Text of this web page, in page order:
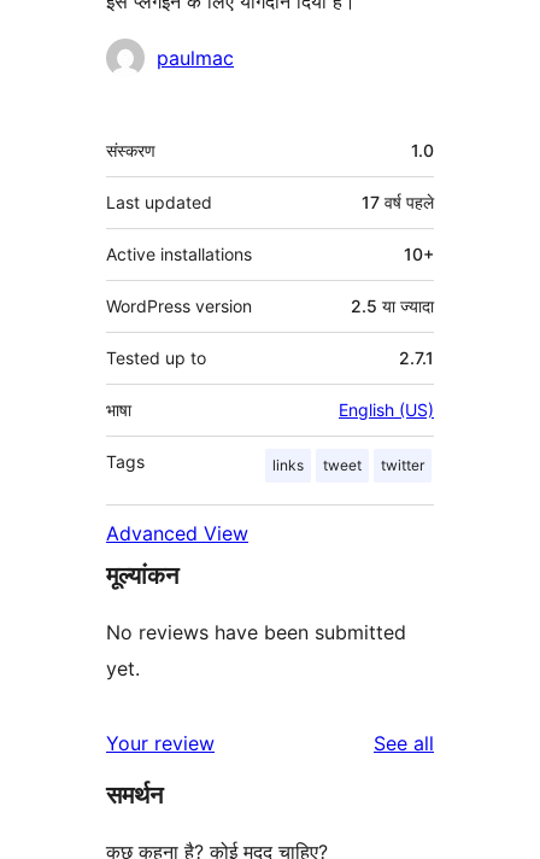
योगदानकर्ताpaulmac
मेटा
संस्करण 1.0
Last updated 17 वर्ष पहले
Active installations 10+
WordPress version 2.5 या ज्यादा
Tested up to 2.7.1
भाषा English (US)
Tags links tweet twitter
Advanced View
मूल्यांकन
No reviews have been submitted
yet.
Your review See all
समर्थन
कुछ कहना है? कोई मदद चाहिए?